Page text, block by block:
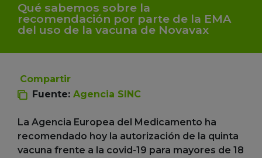
Qué sabemos sobre la
recomendación por parte de la EMA
del uso de la vacuna de Novavax
Compartir
Fuente: Agencia SINC
La Agencia Europea del Medicamento ha
recomendado hoy la autorización de la quinta
vacuna frente a la covid-19 para mayores de 18